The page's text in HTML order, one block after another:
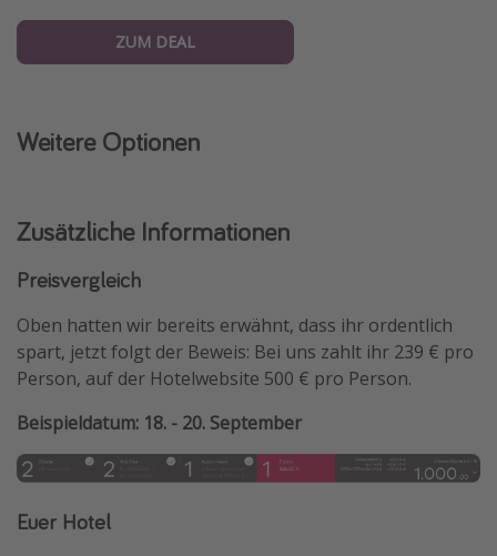
ZUM DEAL
Weitere Optionen
Zusätzliche Informationen
Preisvergleich
Oben hatten wir bereits erwähnt, dass ihr ordentlich
spart, jetzt folgt der Beweis: Bei uns zahlt ihr 239 € pro
Person, auf der Hotelwebsite 500 € pro Person.
Beispieldatum: 18. - 20. September
Euer Hotel